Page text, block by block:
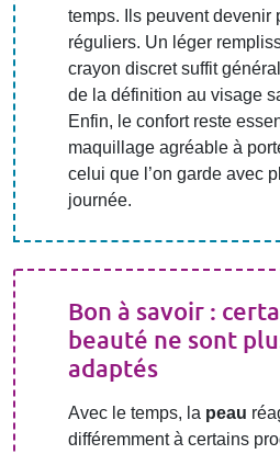
temps. Ils peuvent devenir
réguliers. Un léger
crayon discret suffit
de la définition au visage
Enfin, le confort reste
maquillage agréable à
celui que l’on garde avec
journée.
Bon à savoir :
beauté ne sont
adaptés
Avec le temps, la peau
différemment à certains